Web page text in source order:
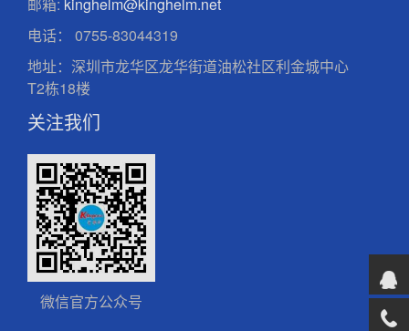
邮箱: kinghelm@kinghelm.net
电话：
0755-83044319
地址：深圳市龙华区龙华街道油松社区利金城中心
T2栋18楼
关注我们
微信官方公众号